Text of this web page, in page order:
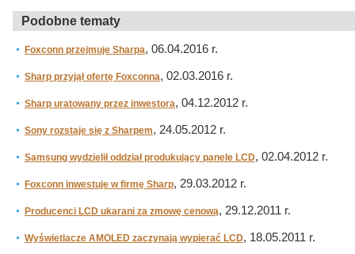
Podobne tematy
Foxconn przejmuje Sharpa, 06.04.2016 r.
Sharp przyjął ofertę Foxconna, 02.03.2016 r.
Sharp uratowany przez inwestora, 04.12.2012 r.
Sony rozstaje się z Sharpem, 24.05.2012 r.
Samsung wydzielił oddział produkujący panele LCD, 02.04.2012 r.
Foxconn inwestuje w firmę Sharp, 29.03.2012 r.
Producenci LCD ukarani za zmowę cenową, 29.12.2011 r.
Wyświetlacze AMOLED zaczynają wypierać LCD, 18.05.2011 r.